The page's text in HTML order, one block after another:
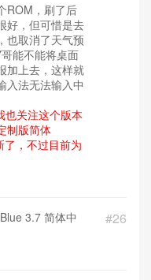
ROM，刷了后
好，但可惜是去
也取消了天气预
能不能将桌面
加上去，这样就
入法无法输入中
也关注这个版本
制版简体
，不过目前为
#26
3.7 简体中